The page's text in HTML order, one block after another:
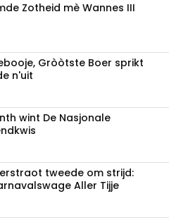
Zotheid mè Wannes III
Gròòtste Boer sprikt
n'uit
wint De Nasjonale
tweede om strijd:
Aller Tijje